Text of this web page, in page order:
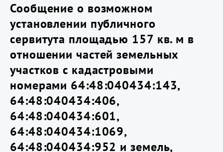
Сообщение о возможном
установлении публичного
сервитута площадью 157 кв. м в
отношении частей земельных
участков с кадастровыми
номерами 64:48:040434:143,
64:48:040434:406,
64:48:040434:601,
64:48:040434:1069,
64:48:040434:952 и земель,